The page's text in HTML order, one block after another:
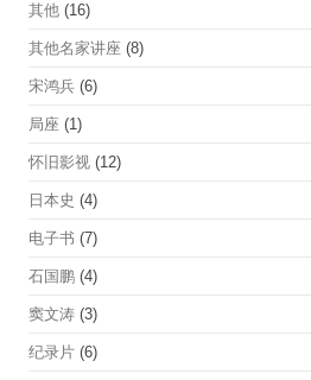
其他 (16)
其他名家讲座 (8)
宋鸿兵 (6)
局座 (1)
怀旧影视 (12)
日本史 (4)
电子书 (7)
石国鹏 (4)
窦文涛 (3)
纪录片 (6)